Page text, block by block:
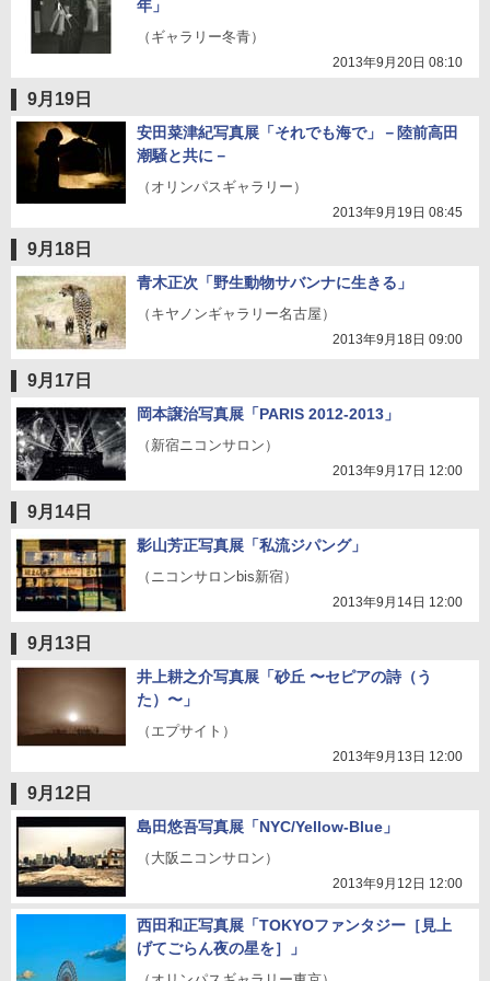
年」
（ギャラリー冬青）
2013年9月20日 08:10
9月19日
安田菜津紀写真展「それでも海で」－陸前高田
潮騒と共に－
（オリンパスギャラリー）
2013年9月19日 08:45
9月18日
青木正次「野生動物サバンナに生きる」
（キヤノンギャラリー名古屋）
2013年9月18日 09:00
9月17日
岡本譲治写真展「PARIS 2012-2013」
（新宿ニコンサロン）
2013年9月17日 12:00
9月14日
影山芳正写真展「私流ジパング」
（ニコンサロンbis新宿）
2013年9月14日 12:00
9月13日
井上耕之介写真展「砂丘 〜セピアの詩（う
た）〜」
（エプサイト）
2013年9月13日 12:00
9月12日
島田悠吾写真展「NYC/Yellow-Blue」
（大阪ニコンサロン）
2013年9月12日 12:00
西田和正写真展「TOKYOファンタジー［見上
げてごらん夜の星を］」